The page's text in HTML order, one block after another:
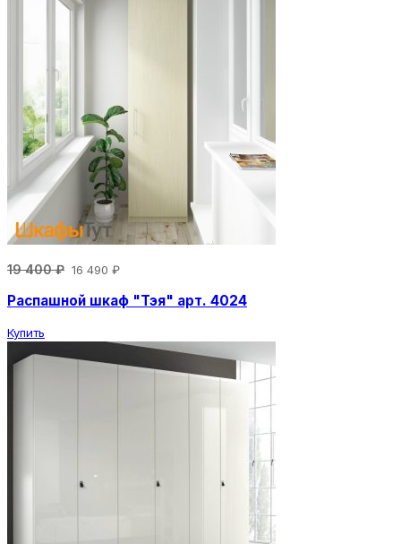
19 400 ₽ 16 490 ₽
Распашной шкаф "Тэя" арт. 4024
Купить